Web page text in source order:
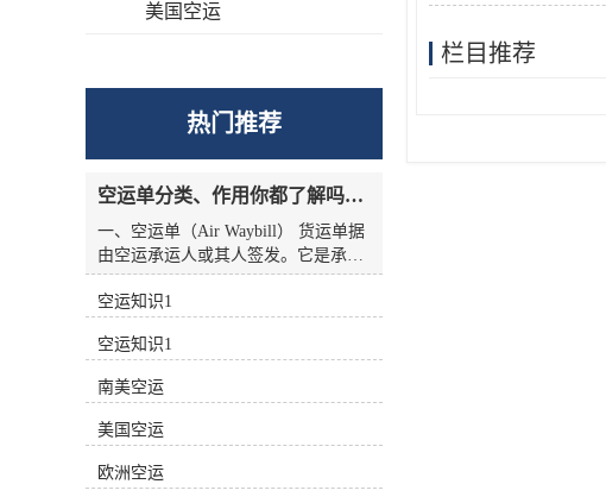
栏目推荐
美国空运
热门推荐
空运单分类、作用你都了解吗？空运单干货讲解
一、空运单（Air Waybill） 货运单据
由空运承运人或其人签发。它是承运
人收到货物的收据，也是托运人与承
运人之间的运输合同，但没有物权凭
二、航空货运单分类 1.按无承运人名
称分类 航空货运单有两种 (1)货运单
（Airline Air Waybill） 印有出票
（issue carrier）航空货运单的名称和
标志(航徽、代码等)。.这种空运单代
表的身份。 (2)中性货运单（Neutral
Air Waybill） 承运人名称和标志的货
空运知识1
空运知识1
南美空运
美国空运
欧洲空运